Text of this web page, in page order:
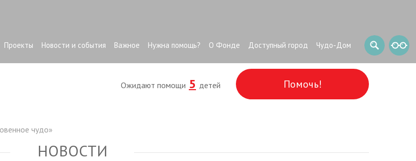
Проекты Новости и события Важное Нужна помощь? О Фонде Доступный город Чудо-Дом
Ожидают помощи 5 детей Помочь!
чудо»
НОВОСТИ